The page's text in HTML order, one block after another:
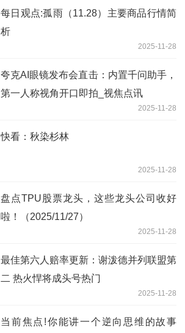
每日观点:孤雨（11.28）主要商品行情简
析
2025-11-28
夸克AI眼镜发布会直击：内置千问助手，
第一人称视角开口即拍_视焦点讯
2025-11-28
快看：秋染杉林
2025-11-28
盘点TPU股票龙头，这些龙头公司收好
啦！（2025/11/27）
2025-11-28
最佳第六人赔率更新：谢泼德并列联盟第
二 热火悍将成头号热门
2025-11-28
当前焦点!你能讲一个逆向思维的故事